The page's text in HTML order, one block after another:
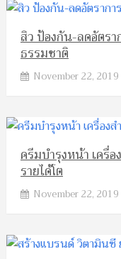
สิว ป้องกัน-ลดอัตรา
ธรรมชาติ
November 22, 2019
ครีมบำรุงหน้า เครื่อ
รายได้โต
November 22, 2019